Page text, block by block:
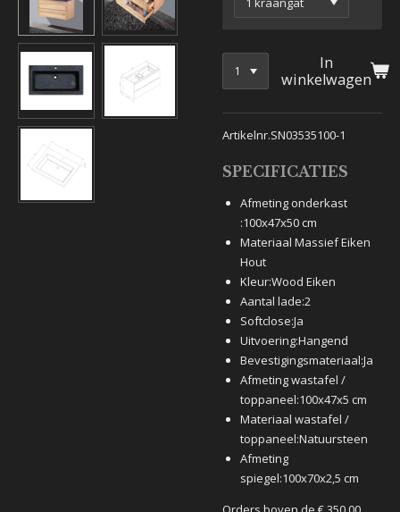
In
winkelwagen
Artikelnr.SN03535100-1
SPECIFICATIES
Afmeting onderkast
:100x47x50 cm
Materiaal MassiefEiken
Hout
Kleur:Wood Eiken
Aantal lade:2
Softclose:Ja
Uitvoering:Hangend
Bevestigingsmateriaal:Ja
Afmeting wastafel /
toppaneel:100x47x5 cm
Materiaal wastafel /
toppaneel:Natuursteen
Afmeting
spiegel:100x70x2,5 cm